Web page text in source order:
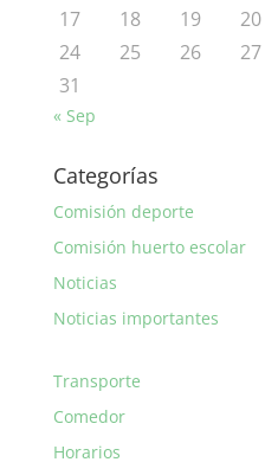
17
18 19 20
24
25 26 27
31
« Sep
Categorías
Comisión deporte
Comisión huerto escolar
Noticias
Noticias importantes
Transporte
Comedor
Horarios